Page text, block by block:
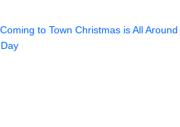
to Town Christmas is All Around